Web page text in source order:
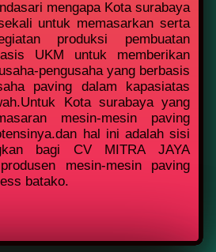
mengapa Kota surabaya
untuk memasarkan serta
produksi pembuatan
UKM untuk memberikan
pengusaha yang berbasis
paving dalam kapasiatas
Kota surabaya yang
mesin-mesin paving
hal ini adalah sisi
bagi CV MITRA JAYA
mesin-mesin paving
batako.